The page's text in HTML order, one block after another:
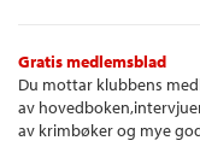
Gratis medlemsblad
Du mottar klubbens
av
av krimbøker og mye